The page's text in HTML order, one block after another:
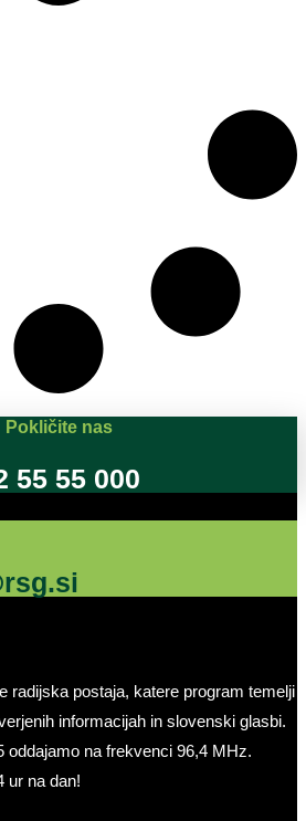
Pokličite nas
55 55 000
radijska postaja, katere program temelji
informacijah in slovenski glasbi.
oddajamo na frekvenci 96,4 MHz.
ur na dan!